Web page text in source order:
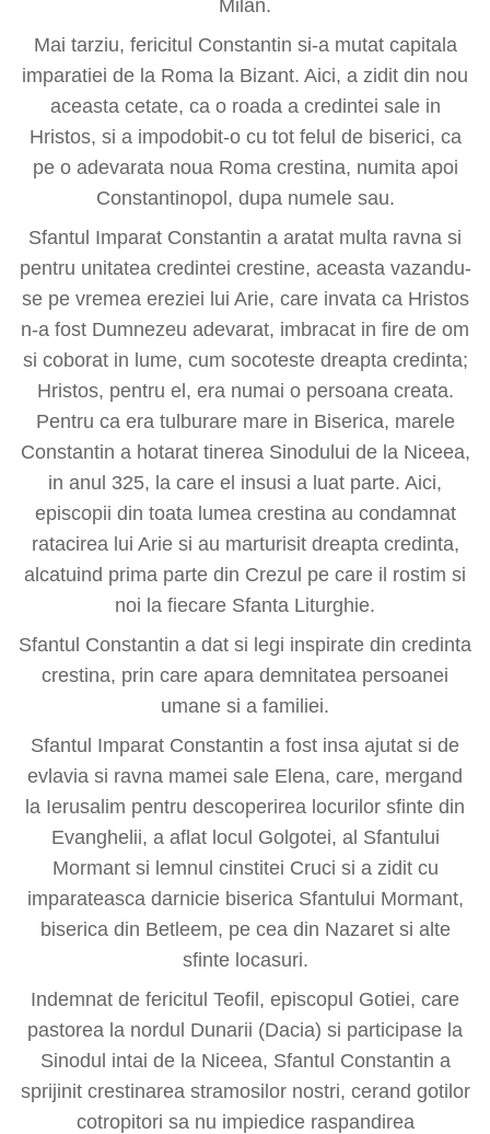
Milan.
Mai tarziu, fericitul Constantin si-a mutat capitala
imparatiei de la Roma la Bizant. Aici, a zidit din nou
aceasta cetate, ca o roada a credintei sale in
Hristos, si a impodobit-o cu tot felul de biserici, ca
pe o adevarata noua Roma crestina, numita apoi
Constantinopol, dupa numele sau.
Sfantul Imparat Constantin a aratat multa ravna si
pentru unitatea credintei crestine, aceasta vazandu-
se pe vremea ereziei lui Arie, care invata ca Hristos
n-a fost Dumnezeu adevarat, imbracat in fire de om
si coborat in lume, cum socoteste dreapta credinta;
Hristos, pentru el, era numai o persoana creata.
Pentru ca era tulburare mare in Biserica, marele
Constantin a hotarat tinerea Sinodului de la Niceea,
in anul 325, la care el insusi a luat parte. Aici,
episcopii din toata lumea crestina au condamnat
ratacirea lui Arie si au marturisit dreapta credinta,
alcatuind prima parte din Crezul pe care il rostim si
noi la fiecare Sfanta Liturghie.
Sfantul Constantin a dat si legi inspirate din credinta
crestina, prin care apara demnitatea persoanei
umane si a familiei.
Sfantul Imparat Constantin a fost insa ajutat si de
evlavia si ravna mamei sale Elena, care, mergand
la Ierusalim pentru descoperirea locurilor sfinte din
Evanghelii, a aflat locul Golgotei, al Sfantului
Mormant si lemnul cinstitei Cruci si a zidit cu
imparateasca darnicie biserica Sfantului Mormant,
biserica din Betleem, pe cea din Nazaret si alte
sfinte locasuri.
Indemnat de fericitul Teofil, episcopul Gotiei, care
pastorea la nordul Dunarii (Dacia) si participase la
Sinodul intai de la Niceea, Sfantul Constantin a
sprijinit crestinarea stramosilor nostri, cerand gotilor
cotropitori sa nu impiedice raspandirea